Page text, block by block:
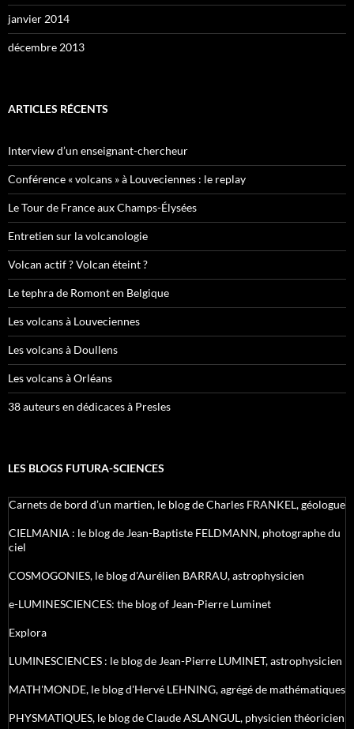
janvier 2014
décembre 2013
ARTICLES RÉCENTS
Interview d’un enseignant-chercheur
Conférence « volcans » à Louveciennes : le replay
Le Tour de France aux Champs-Élysées
Entretien sur la volcanologie
Volcan actif ? Volcan éteint ?
Le tephra de Romont en Belgique
Les volcans à Louveciennes
Les volcans à Doullens
Les volcans à Orléans
38 auteurs en dédicaces à Presles
LES BLOGS FUTURA-SCIENCES
Carnets de bord d’un martien, le blog de Charles FRANKEL, géologue
CIELMANIA : le blog de Jean-Baptiste FELDMANN, photographe du
ciel
COSMOGONIES, le blog d'Aurélien BARRAU, astrophysicien
e-LUMINESCIENCES: the blog of Jean-Pierre Luminet
Explora
LUMINESCIENCES : le blog de Jean-Pierre LUMINET, astrophysicien
MATH'MONDE, le blog d'Hervé LEHNING, agrégé de mathématiques
PHYSMATIQUES, le blog de Claude ASLANGUL, physicien théoricien